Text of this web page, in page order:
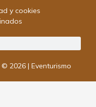
2026 | Eventurismo
y cookies